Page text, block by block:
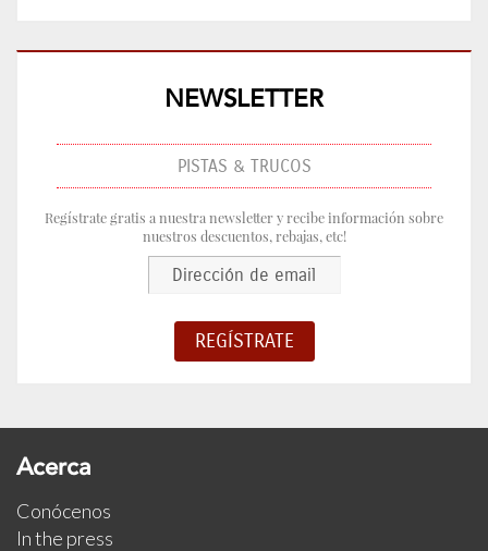
NEWSLETTER
PISTAS & TRUCOS
Regístrate gratis a nuestra newsletter y recibe información sobre
nuestros descuentos, rebajas, etc!
Acerca
Conócenos
In the press